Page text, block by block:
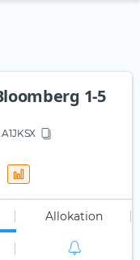
1-5
A1JKSX
Allokation